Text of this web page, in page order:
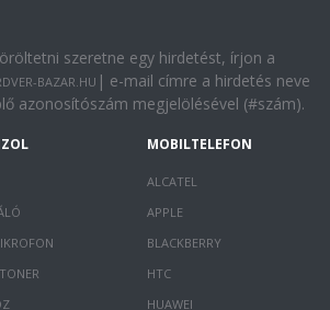
szeretne egy hirdetést, írjon a
BAZAR.HU | e-mail címre a hirdetés neve
azonosítószám megjelölésével (#szám).
MOBILTELEFON
ALCATEL
APPLE
BLACKBERRY
HTC
HUAWEI